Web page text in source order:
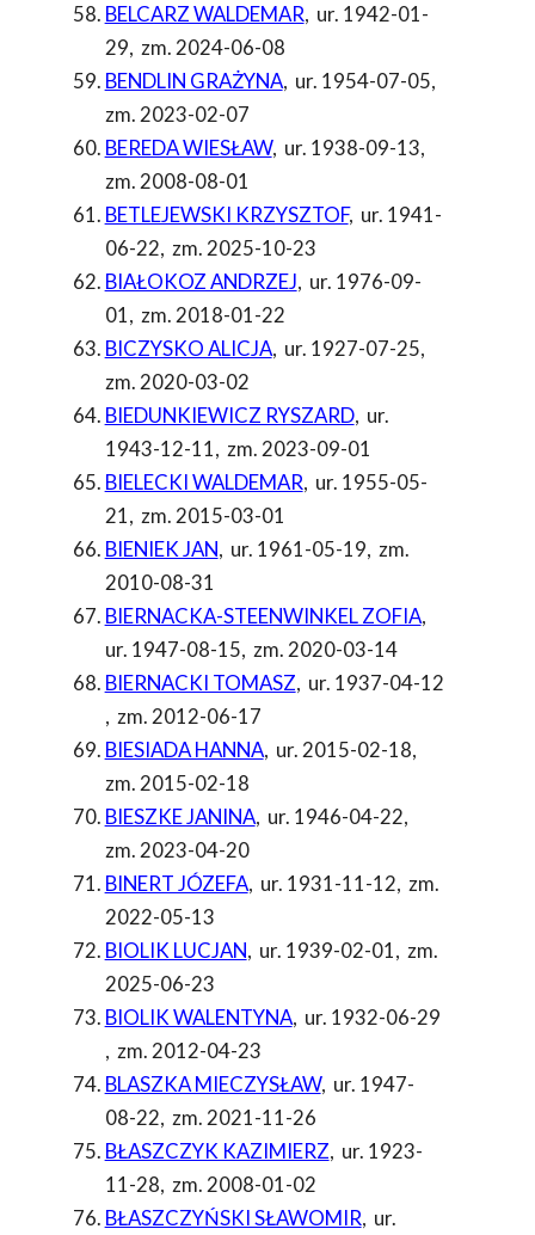
BELCARZ WALDEMAR, ur. 1942-01-
29, zm. 2024-06-08
BENDLIN GRAŻYNA, ur. 1954-07-05,
zm. 2023-02-07
BEREDA WIESŁAW, ur. 1938-09-13,
zm. 2008-08-01
BETLEJEWSKI KRZYSZTOF, ur. 1941-
06-22, zm. 2025-10-23
BIAŁOKOZ ANDRZEJ, ur. 1976-09-
01, zm. 2018-01-22
BICZYSKO ALICJA, ur. 1927-07-25,
zm. 2020-03-02
BIEDUNKIEWICZ RYSZARD, ur.
1943-12-11, zm. 2023-09-01
BIELECKI WALDEMAR, ur. 1955-05-
21, zm. 2015-03-01
BIENIEK JAN, ur. 1961-05-19, zm.
2010-08-31
BIERNACKA-STEENWINKEL ZOFIA,
ur. 1947-08-15, zm. 2020-03-14
BIERNACKI TOMASZ, ur. 1937-04-12
, zm. 2012-06-17
BIESIADA HANNA, ur. 2015-02-18,
zm. 2015-02-18
BIESZKE JANINA, ur. 1946-04-22,
zm. 2023-04-20
BINERT JÓZEFA, ur. 1931-11-12, zm.
2022-05-13
BIOLIK LUCJAN, ur. 1939-02-01, zm.
2025-06-23
BIOLIK WALENTYNA, ur. 1932-06-29
, zm. 2012-04-23
BLASZKA MIECZYSŁAW, ur. 1947-
08-22, zm. 2021-11-26
BŁASZCZYK KAZIMIERZ, ur. 1923-
11-28, zm. 2008-01-02
BŁASZCZYŃSKI SŁAWOMIR, ur.